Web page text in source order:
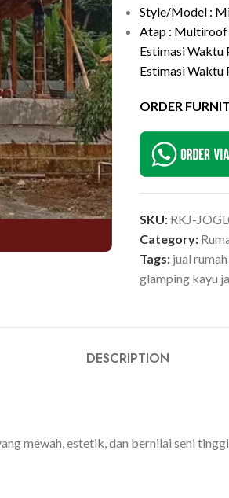
Style/Model :
Atap : Multiroof
Estimasi Waktu
Estimasi Waktu
ORDER
SKU: RKJ-
Category:
Tags: jual
glamping kayu
DESCRIPTION
mewah, estetik, dan bernilai seni